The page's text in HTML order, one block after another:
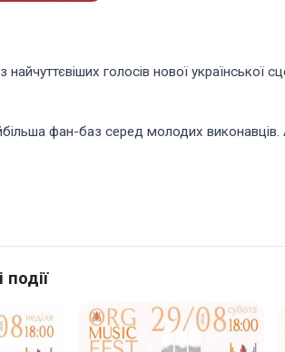
голосів нової
фан-баз серед молодих